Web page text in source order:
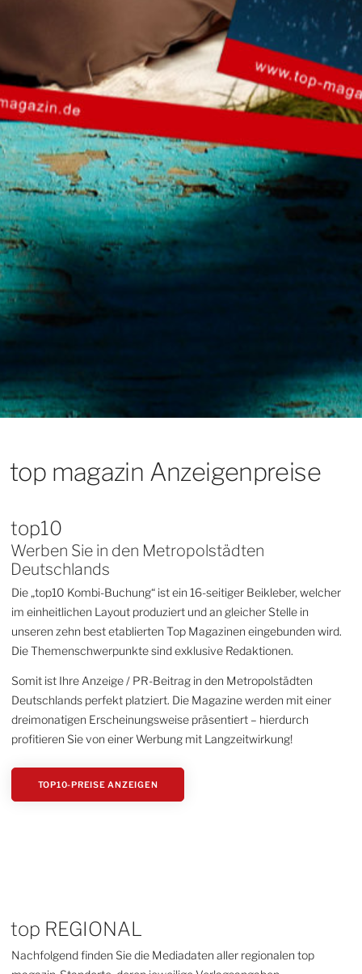
top magazin Anzeigenpreise
top10
Werben Sie in den Metropolstädten
Deutschlands
Die „top10 Kombi-Buchung“ ist ein 16-seitiger Beikleber, welcher
im einheitlichen Layout produziert und an gleicher Stelle in
unseren zehn best etablierten Top Magazinen eingebunden wird.
Die Themenschwerpunkte sind exklusive Redaktionen.
Somit ist Ihre Anzeige / PR-Beitrag in den Metropolstädten
Deutschlands perfekt platziert. Die Magazine werden mit einer
dreimonatigen Erscheinungsweise präsentiert – hierdurch
profitieren Sie von einer Werbung mit Langzeitwirkung!
TOP10-PREISE ANZEIGEN
top REGIONAL
Nachfolgend finden Sie die Mediadaten aller regionalen top